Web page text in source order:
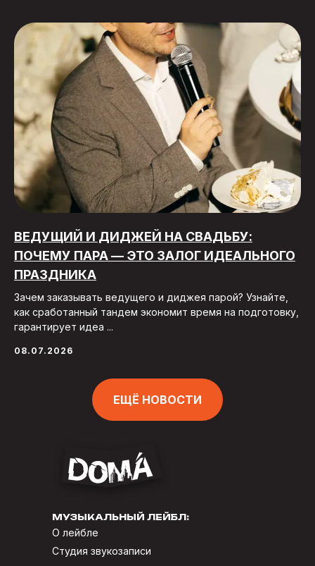
ВЕДУЩИЙ И ДИДЖЕЙ НА СВАДЬБУ:
ПОЧЕМУ ПАРА — ЭТО ЗАЛОГ ИДЕАЛЬНОГО
ПРАЗДНИКА
Зачем заказывать ведущего и диджея парой? Узнайте,
как сработанный тандем экономит время на подготовку,
гарантирует идеа ...
08.07.2026
ЕЩЁ НОВОСТИ
МУЗЫКАЛЬНЫЙ ЛЕЙБЛ:
О лейбле
Студия звукозаписи